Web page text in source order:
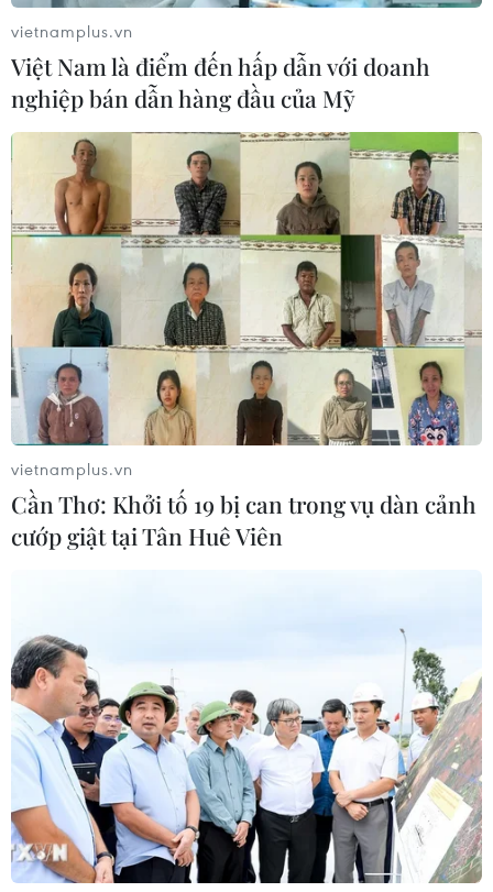
Hình ảnh Thủ tướng gặp mặt kiều
bào dự Xuân quê hương năm 2022
22/01/2022 09:40
Chiều 22/1, tại Hà Nội, Thủ tướng Phạm Minh Chính
gặp mặt kiều bào về dự chương trình Xuân Quê hương
năm 2022.
vietnamplus.vn
Việt Nam là điểm đến hấp dẫn với doanh
nghiệp bán dẫn hàng đầu của Mỹ
vietnamplus.vn
Cần Thơ: Khởi tố 19 bị can trong vụ dàn cảnh
cướp giật tại Tân Huê Viên